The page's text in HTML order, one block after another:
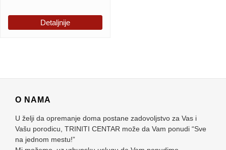
Detaljnije
O NAMA
U želji da opremanje doma postane zadovoljstvo za Vas i
Vašu porodicu, TRINITI CENTAR može da Vam ponudi “Sve
na jednom mestu!”